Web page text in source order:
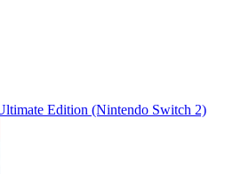
Edition (Nintendo Switch 2)